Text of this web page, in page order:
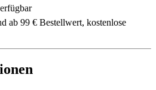
ab 99 € Bestellwert, kostenlose